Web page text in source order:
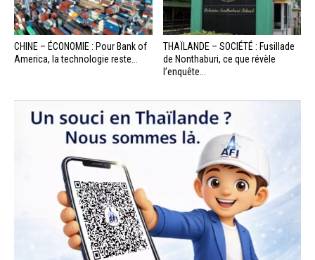
CHINE – ÉCONOMIE : Pour Bank of
America, la technologie reste...
THAÏLANDE – SOCIÉTÉ : Fusillade
de Nonthaburi, ce que révèle
l’enquête...